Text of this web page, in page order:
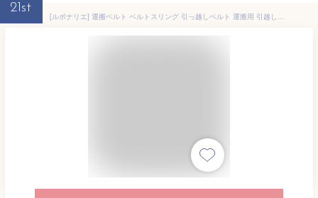
21st
[ルボナリエ] 運搬ベルト ベルトスリング 引っ越しベルト 運搬用 引越しベルト スリングベルト キャリーベルト 引越しベルト 引っ越し 持ち上げ ストラップ キャリー 便利グッズ 冷蔵庫 洗濯機 運搬 左右 2 本 (ブラック)